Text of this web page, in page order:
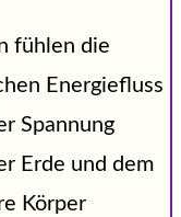
fühlen die
Energiefluss
Spannung
Erde und dem
Körper